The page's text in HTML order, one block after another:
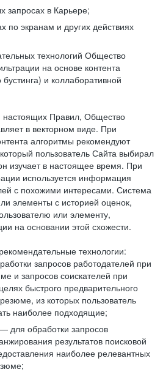
запросах в Карьере;
по экранам и других действиях
технологий Общество
на основе контента
и коллаборативной
настоящих Правил, Общество
в векторном виде. При
алгоритмы рекомендуют
пользователь Сайта выбирал
изучает в настоящее время. При
используется информация
с похожими интересами. Система
элементы с историей оценок,
или элементу,
на основании этой схожести.
технологии:
запросов работодателей при
и запросов соискателей при
быстрого предварительного
из которых пользователь
наиболее подходящие;
для обработки запросов
результатов поисковой
наиболее релевантных